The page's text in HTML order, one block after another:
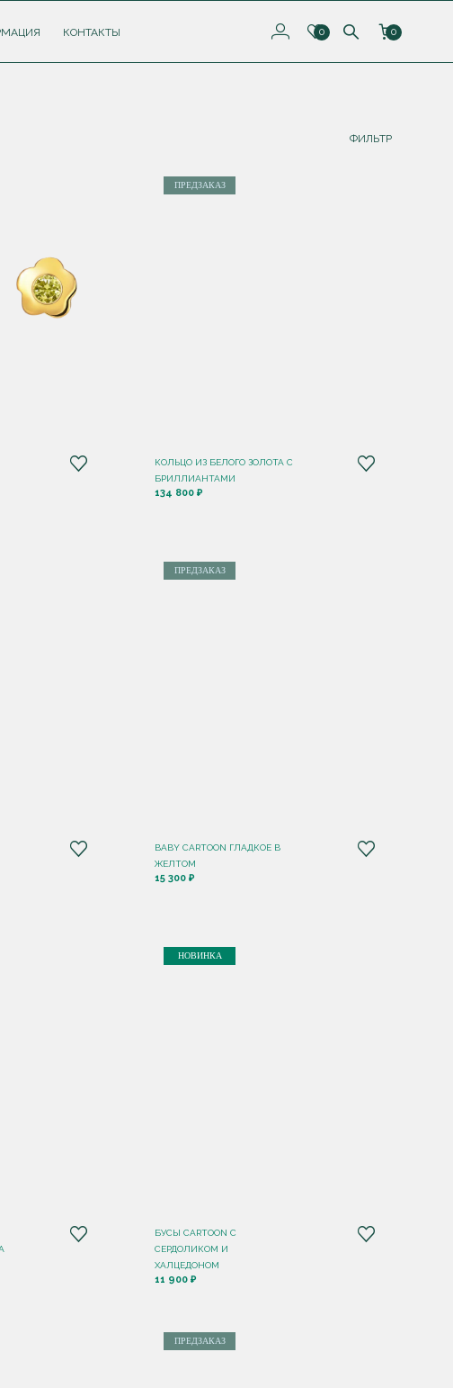
КОНТАКТЫ 0 0
ФИЛЬТР
ПРЕДЗАКАЗ
КОЛЬЦО ИЗ БЕЛОГО ЗОЛОТА С
БРИЛЛИАНТАМИ
134 800 ₽
ПРЕДЗАКАЗ
BABY CARTOON ГЛАДКОЕ В
ЖЕЛТОМ
15 300 ₽
НОВИНКА
БУСЫ CARTOON С
СЕРДОЛИКОМ И
ХАЛЦЕДОНОМ
11 900 ₽
ПРЕДЗАКАЗ